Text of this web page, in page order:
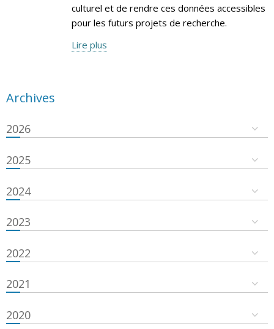
culturel et de rendre ces données accessibles
pour les futurs projets de recherche.
Lire plus
Archives
2026
2025
2024
2023
2022
2021
2020